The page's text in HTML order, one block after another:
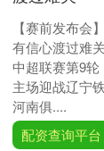
【赛前发布会
有信心渡过难
中超联赛第9
主场迎战辽宁
河南俱....
配资查询平台